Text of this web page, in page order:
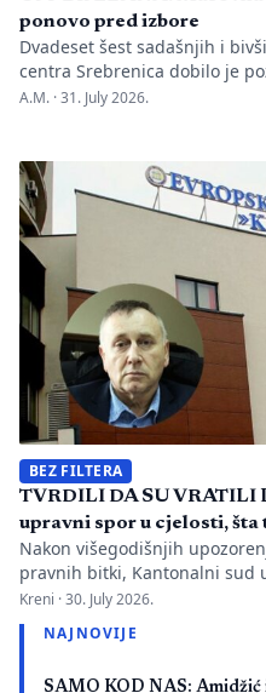
ponovo pred izbore
Dvadeset šest sadašnjih i
centra Srebrenica dobilo je
policijsku stanicu po nalogu
nakon predstavljanja
genocida. Iz Memorijalnog
istovremeno pozivanje […]
A.M. ·31. July 2026.
BEZ FILTERA
TVRDILI DA SU VRATILI
upravni spor u cjelosti, šta
Nakon višegodišnjih
pravnih bitki, Kantonalni sud
presudu kojom se definitivno
Evropskom univerzitetu
manjkavosti u kadru, ključno
Kreni ·30. July 2026.
NAJNOVIJE
SAMO KOD NAS: